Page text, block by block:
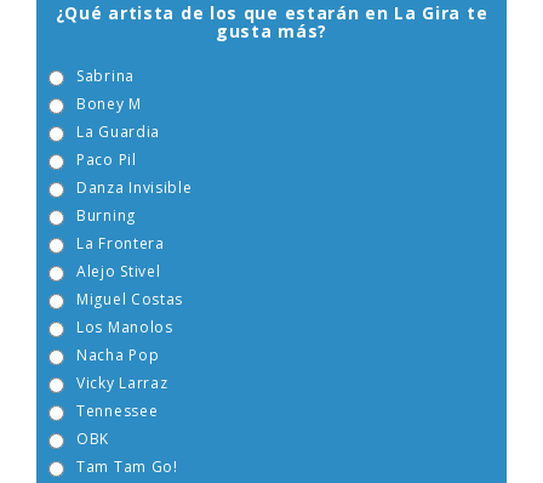
¿Qué artista de los que estarán en La Gira te
gusta más?
Sabrina
Boney M
La Guardia
Paco Pil
Danza Invisible
Burning
La Frontera
Alejo Stivel
Miguel Costas
Los Manolos
Nacha Pop
Vicky Larraz
Tennessee
OBK
Tam Tam Go!